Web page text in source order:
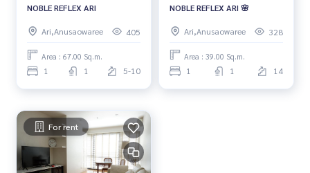
NOBLE REFLEX ARI
Ari,Anusaowaree 405
Area : 67.00 Sq.m.
1 1 5-10
NOBLE REFLEX ARI 🌸
Ari,Anusaowaree 328
Area : 39.00 Sq.m.
1 1 14
For rent